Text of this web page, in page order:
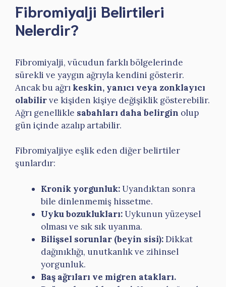
Fibromiyalji Belirtileri
Nelerdir?
Fibromiyalji, vücudun farklı bölgelerinde
sürekli ve yaygın ağrıyla kendini gösterir.
Ancak bu ağrı keskin, yanıcı veya zonklayıcı
olabilirve kişiden kişiye değişiklik gösterebilir.
Ağrı genellikle sabahları daha belirgin olup
gün içinde azalıp artabilir.
Fibromiyaljiye eşlik eden diğer belirtiler
şunlardır:
Kronik yorgunluk:Uyandıktan sonra
bile dinlenmemiş hissetme.
Uyku bozuklukları:Uykunun yüzeysel
olması ve sık sık uyanma.
Bilişsel sorunlar (beyin sisi):Dikkat
dağınıklığı, unutkanlık ve zihinsel
yorgunluk.
Baş ağrıları ve migren atakları.